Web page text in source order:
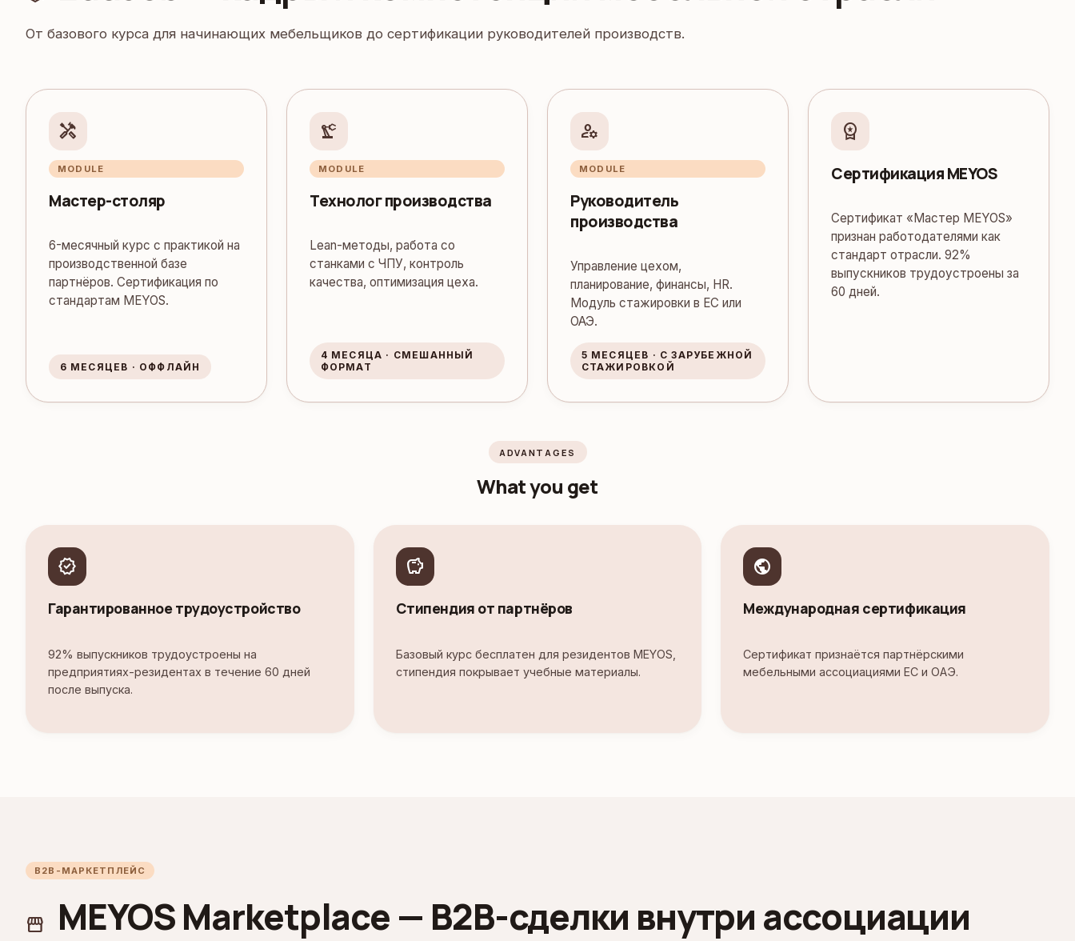
От базового курса для начинающих мебельщиков до сертификации руководителей производств.
handyman
MODULE
Мастер-столяр
6-месячный курс с практикой на
производственной базе
партнёров. Сертификация по
стандартам MEYOS.
6 МЕСЯЦЕВ · ОФФЛАЙН
precision_manufacturing
MODULE
Технолог производства
Lean-методы, работа со
станками с ЧПУ, контроль
качества, оптимизация цеха.
4 МЕСЯЦА · СМЕШАННЫЙ
ФОРМАТ
manage_accounts
MODULE
Руководитель
производства
Управление цехом,
планирование, финансы, HR.
Модуль стажировки в ЕС или
ОАЭ.
5 МЕСЯЦЕВ · С ЗАРУБЕЖНОЙ
СТАЖИРОВКОЙ
workspace_premium
Сертификация MEYOS
Сертификат «Мастер MEYOS»
признан работодателями как
стандарт отрасли. 92%
выпускников трудоустроены за
60 дней.
ADVANTAGES
What you get
verified
Гарантированное трудоустройство
92% выпускников трудоустроены на
предприятиях-резидентах в течение 60 дней
после выпуска.
savings
Стипендия от партнёров
Базовый курс бесплатен для резидентов MEYOS,
стипендия покрывает учебные материалы.
public
Международная сертификация
Сертификат признаётся партнёрскими
мебельными ассоциациями ЕС и ОАЭ.
B2B-МАРКЕТПЛЕЙС
storefront MEYOS Marketplace — B2B-сделки внутри ассоциации